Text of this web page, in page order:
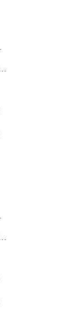
闸放鱼”！
闸放鱼”！